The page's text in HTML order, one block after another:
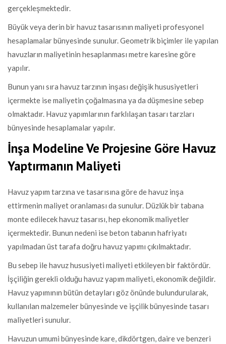
gerçekleşmektedir.
Büyük veya derin bir havuz tasarısının maliyeti profesyonel
hesaplamalar bünyesinde sunulur. Geometrik biçimler ile yapılan
havuzların maliyetinin hesaplanması metre karesine göre
yapılır.
Bunun yanı sıra havuz tarzının inşası değişik hususiyetleri
içermekte ise maliyetin çoğalmasına ya da düşmesine sebep
olmaktadır. Havuz yapımlarının farklılaşan tasarı tarzları
bünyesinde hesaplamalar yapılır.
İnşa Modeline Ve Projesine Göre Havuz
Yaptırmanın Maliyeti
Havuz yapım tarzına ve tasarısına göre de havuz inşa
ettirmenin maliyet oranlaması da sunulur. Düzlük bir tabana
monte edilecek havuz tasarısı, hep ekonomik maliyetler
içermektedir. Bunun nedeni ise beton tabanın hafriyatı
yapılmadan üst tarafa doğru havuz yapımı çıkılmaktadır.
Bu sebep ile havuz hususiyeti maliyeti etkileyen bir faktördür.
İşçiliğin gerekli olduğu havuz yapım maliyeti, ekonomik değildir.
Havuz yapımının bütün detayları göz önünde bulundurularak,
kullanılan malzemeler bünyesinde ve işçilik bünyesinde tasarı
maliyetleri sunulur.
Havuzun umumi bünyesinde kare, dikdörtgen, daire ve benzeri